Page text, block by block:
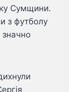
Сумщини.
з футболу
значно